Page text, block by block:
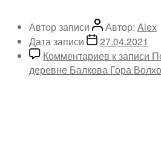
Автор записи Автор: Alex
Дата записи
27.04.2021
Комментариев к записи
деревне Балкова Гора